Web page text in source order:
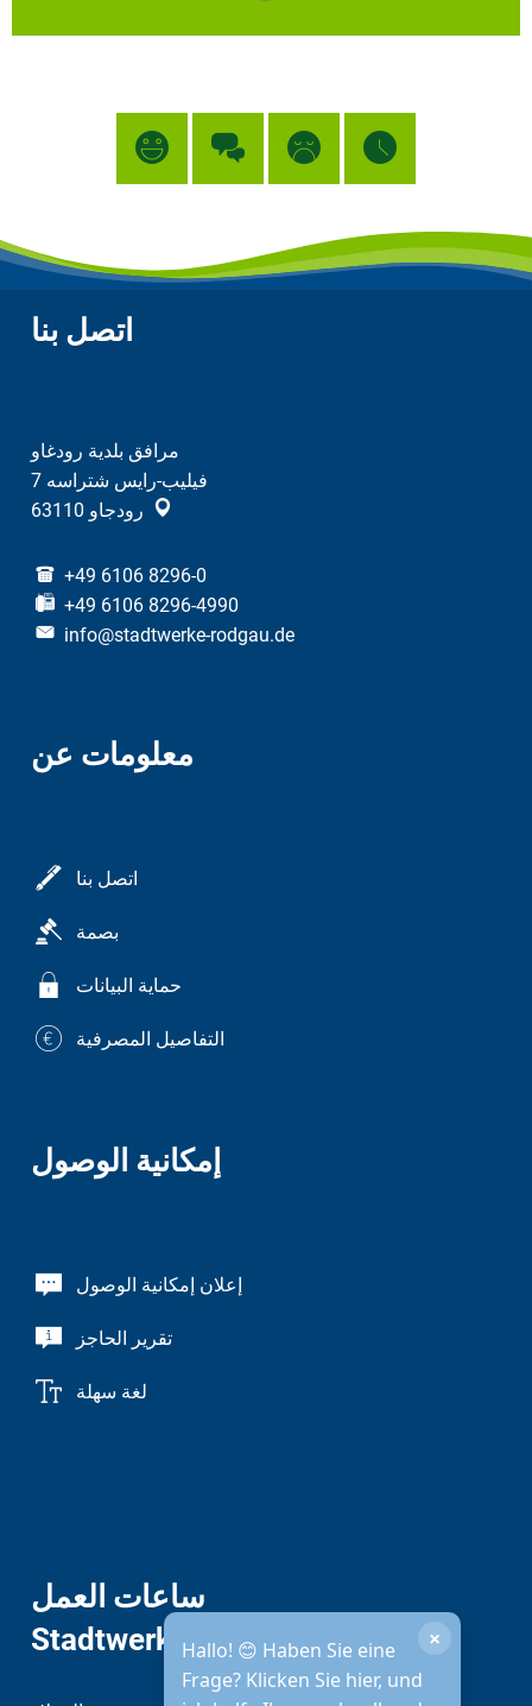
اتصل بنا
مرافق بلدية رودغاو
فيليب-رايس شتراسه 7
63110 رودجاو
+49 6106 8296-0
+49 6106 8296-4990
info@stadtwerke-rodgau.de
معلومات عن
اتصل بنا
بصمة
حماية البيانات
التفاصيل المصرفية
إمكانية الوصول
إعلان إمكانية الوصول
تقرير الحاجز
لغة سهلة
ساعات العمل
StadtwerkeHallo! 😊 Haben Sie eine
Frage? Klicken Sie hier, und
×